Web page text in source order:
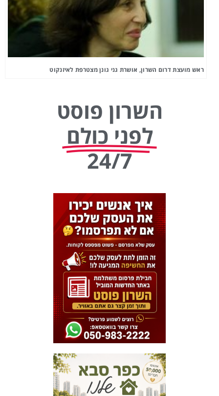
ראש מועצת דרום השרון, אושרת גני גונן מצטרפת לאיזנקוט
השרון פוסט
לפני כולם
24/7